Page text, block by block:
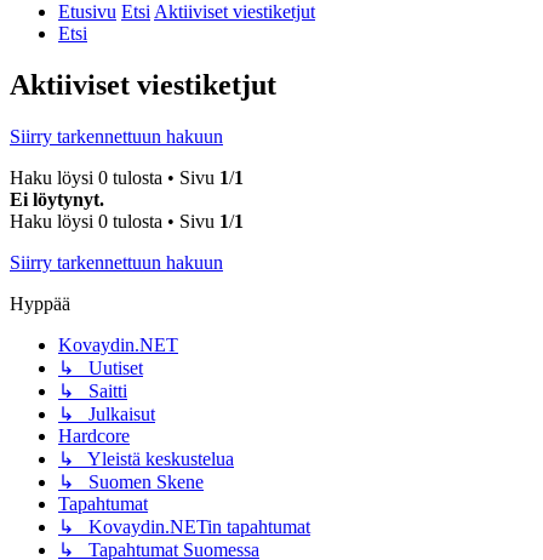
Etusivu EtsiAktiiviset viestiketjut
Etsi
Aktiiviset viestiketjut
Siirry tarkennettuun hakuun
Haku löysi 0 tulosta • Sivu 1/1
Ei löytynyt.
Haku löysi 0 tulosta • Sivu 1/1
Siirry tarkennettuun hakuun
Hyppää
Kovaydin.NET
↳ Uutiset
↳ Saitti
↳ Julkaisut
Hardcore
↳ Yleistä keskustelua
↳ Suomen Skene
Tapahtumat
↳ Kovaydin.NETin tapahtumat
↳ Tapahtumat Suomessa